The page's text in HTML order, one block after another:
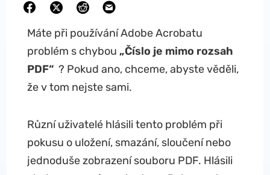
Máte při používání Adobe Acrobatu
problém s chybou „Číslo je mimo rozsah
PDF“? Pokud ano, chceme, abyste věděli,
že v tom nejste sami.
Různí uživatelé hlásili tento problém při
pokusu o uložení, smazání, sloučení nebo
jednoduše zobrazení souboru PDF. Hlásili